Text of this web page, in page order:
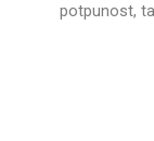
potpunost,